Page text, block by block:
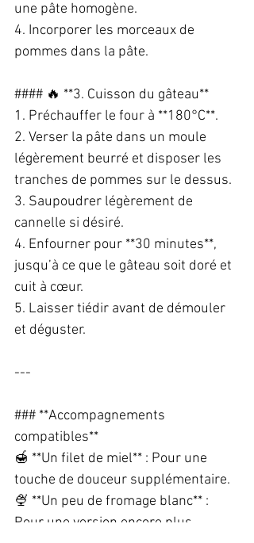
une pâte homogène.
4. Incorporer les morceaux de
pommes dans la pâte.
#### 🔥 **3. Cuisson du gâteau**
1. Préchauffer le four à **180°C**.
2. Verser la pâte dans un moule
légèrement beurré et disposer les
tranches de pommes sur le dessus.
3. Saupoudrer légèrement de
cannelle si désiré.
4. Enfourner pour **30 minutes**,
jusqu’à ce que le gâteau soit doré et
cuit à cœur.
5. Laisser tiédir avant de démouler
et déguster.
---
### **Accompagnements
compatibles**
🍯 **Un filet de miel** : Pour une
touche de douceur supplémentaire.
🍨 **Un peu de fromage blanc** :
Pour une version encore plus